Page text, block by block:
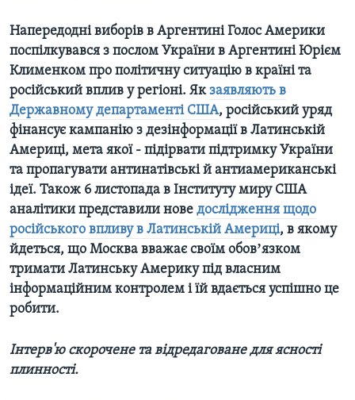
Напередодні виборів в Аргентині Голос Америки
поспілкувався з послом України в Аргентині Юрієм
Клименком про політичну ситуацію в країні та
російський вплив у регіоні. Якзаявляють в
Державному департаменті США, російський уряд
фінансує кампанію з дезінформації в Латинській
Америці, мета якої - підірвати підтримку України
та пропагувати антинатівські й антиамериканські
ідеї. Також 6 листопада в Інституту миру США
аналітики представили нове дослідження щодо
російського впливу в Латинській Америці, в якому
йдеться, що Москва вважає своїм обовʼязком
тримати Латинську Америку під власним
інформаційним контролем і їй вдається успішно це
робити.
Інтерв'ю скорочене та відредаговане для ясності
плинності.